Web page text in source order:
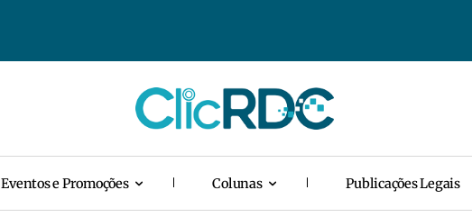
Eventos e Promoções Colunas Publicações Legais